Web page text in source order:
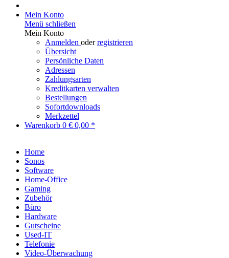
Mein Konto
Menü schließen
Mein Konto
Anmelden oderregistrieren
Übersicht
Persönliche Daten
Adressen
Zahlungsarten
Kreditkarten verwalten
Bestellungen
Sofortdownloads
Merkzettel
Warenkorb 0 € 0,00 *
Home
Sonos
Software
Home-Office
Gaming
Zubehör
Büro
Hardware
Gutscheine
Used-IT
Telefonie
Video-Überwachung